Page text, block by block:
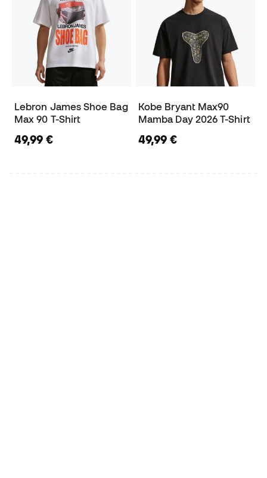
Lebron James Shoe Bag
Max 90 T-Shirt
49,99 €
Kobe Bryant Max90
Mamba Day 2026 T-Shirt
49,99 €